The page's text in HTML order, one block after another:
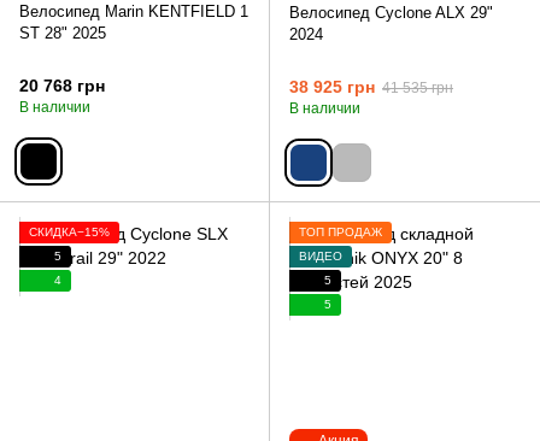
Велосипед Marin KENTFIELD 1
ST 28" 2025
20 768 грн
В наличии
Велосипед Cyclone ALX 29"
2024
38 925 грн 41 535 грн
В наличии
СКИДКА−15%
5
4
ТОП ПРОДАЖ
ВИДЕО
5
5